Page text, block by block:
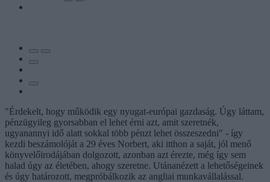
"Érdekelt, hogy működik egy nyugat-európai gazdaság. Úgy láttam,
pénzügyileg gyorsabban el lehet érni azt, amit szeretnék,
ugyanannyi idő alatt sokkal több pénzt lehet összeszedni" - így
kezdi beszámolóját a 29 éves Norbert, aki itthon a saját, jól menő
könyvelőirodájában dolgozott, azonban azt érezte, még így sem
halad úgy az életében, ahogy szeretne. Utánanézett a lehetőségeinek
és úgy határozott, megpróbálkozik az angliai munkavállalással.